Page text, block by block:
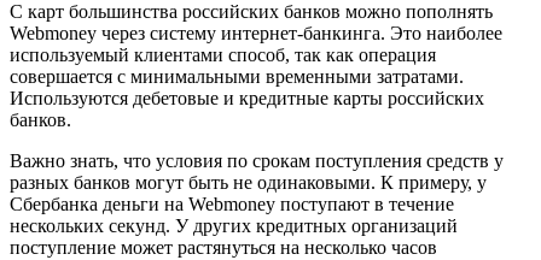
С карт большинства российских банков можно пополнять
Webmoney через систему интернет-банкинга. Это наиболее
используемый клиентами способ, так как операция
совершается с минимальными временными затратами.
Используются дебетовые и кредитные карты российских
банков.
Важно знать, что условия по срокам поступления средств у
разных банков могут быть не одинаковыми. К примеру, у
Сбербанка деньги на Webmoney поступают в течение
нескольких секунд. У других кредитных организаций
поступление может растянуться на несколько часов